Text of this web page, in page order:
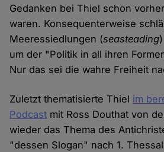
Gedanken bei Thiel schon
waren. Konsequenterweise
Meeressiedlungen (seasteading
um der "Politik in all ihren
Nur das sei die wahre Freiheit
Zuletzt thematisierte Thiel im
Podcast mit Ross Douthat von
wieder das Thema des
"dessen Slogan" nach 1.